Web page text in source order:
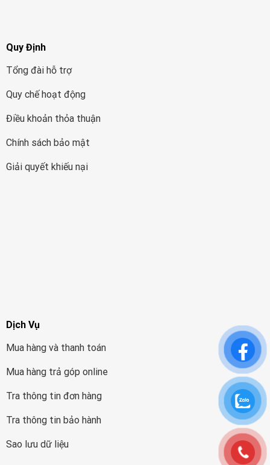
Quy Định
Tổng đài hỗ trợ
Quy chế hoạt động
Điều khoản thỏa thuận
Chính sách bảo mật
Giải quyết khiếu nại
Dịch Vụ
Mua hàng và thanh toán
Mua hàng trả góp online
Tra thông tin đơn hàng
Tra thông tin bảo hành
Sao lưu dữ liệu